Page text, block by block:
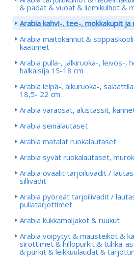
& padat & vuoat & liemikulhot &
Arabia kahvi-, tee-, mokkakupit ja
Arabia maitokannut &
kaatimet
Arabia pulla-, jälkiruoka-, leivos-,
halkaisija 15-18 cm
Arabia leipä-, alkuruoka-,
18,5- 22 cm
Arabia varaosat, alustassit,
Arabia seinälautaset
Arabia matalat ruokalautaset
Arabia syvät ruokalautaset,
Arabia ovaalit tarjoiluvadit /
sillivadit
Arabia pyöreät tarjoilivadit /
pullatarjottimet
Arabia kukkamaljakot & ruukut
Arabia voipytyt & mausteikot &
sirottimet & hillopurkit & tuhka-
& purkit & leikkuulaudat &